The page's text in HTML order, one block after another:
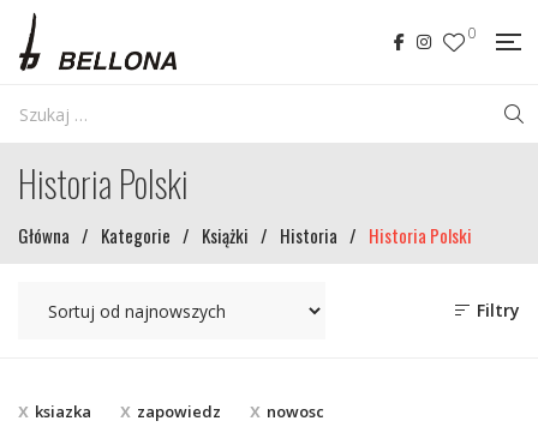
0
Historia Polski
Główna / Kategorie / Książki / Historia / Historia Polski
Filtry
ksiazka zapowiedz nowosc